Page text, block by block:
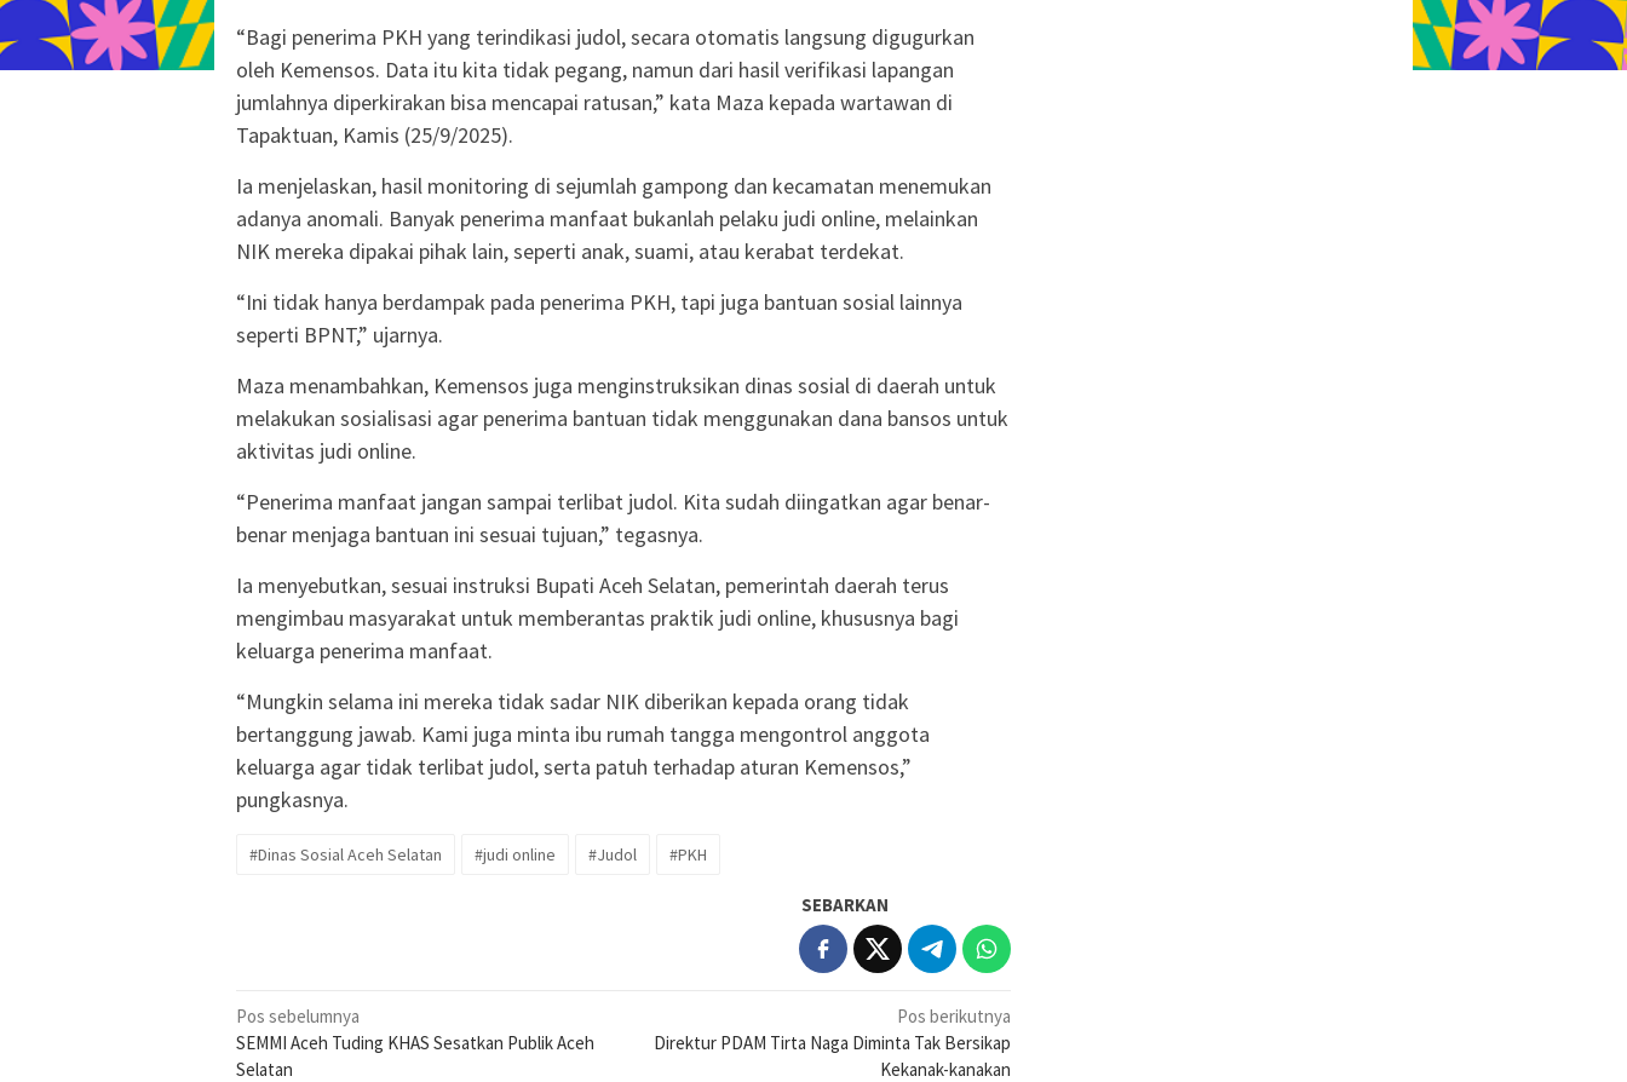
“Bagi penerima PKH yang terindikasi judol, secara otomatis langsung digugurkan
oleh Kemensos. Data itu kita tidak pegang, namun dari hasil verifikasi lapangan
jumlahnya diperkirakan bisa mencapai ratusan,” kata Maza kepada wartawan di
Tapaktuan, Kamis (25/9/2025).
Ia menjelaskan, hasil monitoring di sejumlah gampong dan kecamatan menemukan
adanya anomali. Banyak penerima manfaat bukanlah pelaku judi online, melainkan
NIK mereka dipakai pihak lain, seperti anak, suami, atau kerabat terdekat.
“Ini tidak hanya berdampak pada penerima PKH, tapi juga bantuan sosial lainnya
seperti BPNT,” ujarnya.
Maza menambahkan, Kemensos juga menginstruksikan dinas sosial di daerah untuk
melakukan sosialisasi agar penerima bantuan tidak menggunakan dana bansos untuk
aktivitas judi online.
“Penerima manfaat jangan sampai terlibat judol. Kita sudah diingatkan agar benar-
benar menjaga bantuan ini sesuai tujuan,” tegasnya.
Ia menyebutkan, sesuai instruksi Bupati Aceh Selatan, pemerintah daerah terus
mengimbau masyarakat untuk memberantas praktik judi online, khususnya bagi
keluarga penerima manfaat.
“Mungkin selama ini mereka tidak sadar NIK diberikan kepada orang tidak
bertanggung jawab. Kami juga minta ibu rumah tangga mengontrol anggota
keluarga agar tidak terlibat judol, serta patuh terhadap aturan Kemensos,”
pungkasnya.
#Dinas Sosial Aceh Selatan #judi online #Judol #PKH
SEBARKAN
Navigasi
pos
Pos sebelumnya
SEMMI Aceh Tuding KHAS Sesatkan Publik Aceh
Selatan
Pos berikutnya
Direktur PDAM Tirta Naga Diminta Tak Bersikap
Kekanak-kanakan